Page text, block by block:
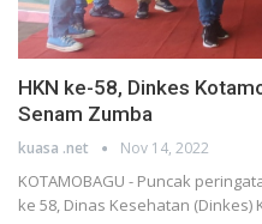
HKN ke-58, Dinkes
Senam Zumba
kuasa .net Nov 14, 2022
KOTAMOBAGU - Puncak
ke 58, Dinas Kesehatan